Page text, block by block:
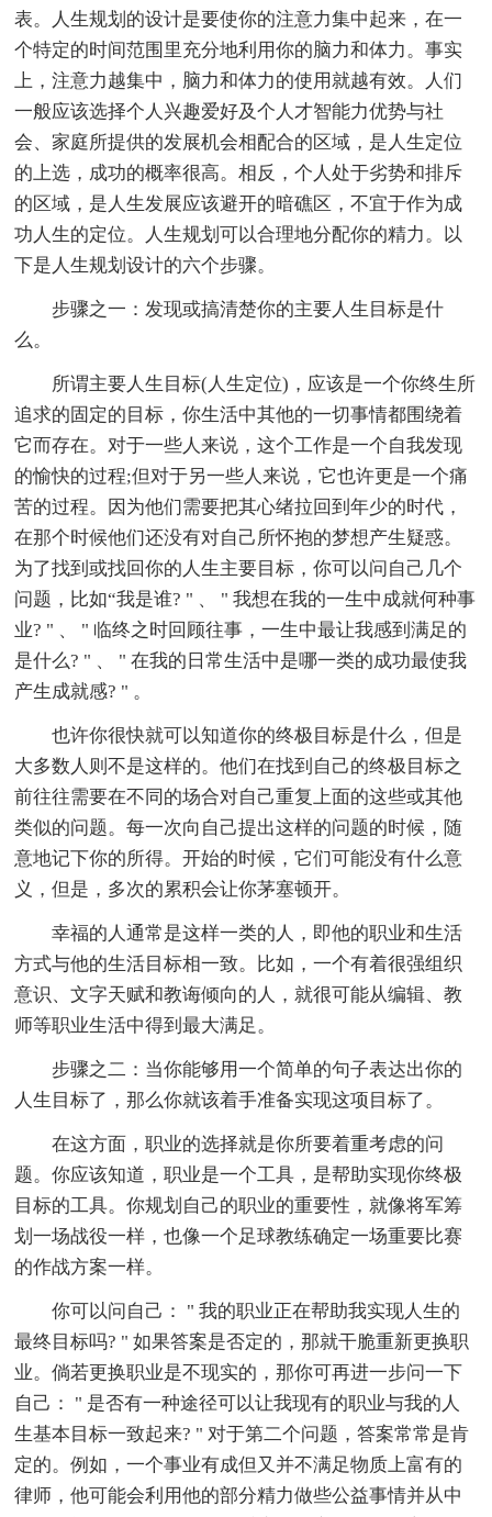
表。人生规划的设计是要使你的注意力集中起来，在一
个特定的时间范围里充分地利用你的脑力和体力。事实
上，注意力越集中，脑力和体力的使用就越有效。人们
一般应该选择个人兴趣爱好及个人才智能力优势与社
会、家庭所提供的发展机会相配合的区域，是人生定位
的上选，成功的概率很高。相反，个人处于劣势和排斥
的区域，是人生发展应该避开的暗礁区，不宜于作为成
功人生的定位。人生规划可以合理地分配你的精力。以
下是人生规划设计的六个步骤。
步骤之一：发现或搞清楚你的主要人生目标是什
么。
所谓主要人生目标(人生定位)，应该是一个你终生所
追求的固定的目标，你生活中其他的一切事情都围绕着
它而存在。对于一些人来说，这个工作是一个自我发现
的愉快的过程;但对于另一些人来说，它也许更是一个痛
苦的过程。因为他们需要把其心绪拉回到年少的时代，
在那个时候他们还没有对自己所怀抱的梦想产生疑惑。
为了找到或找回你的人生主要目标，你可以问自己几个
问题，比如“我是谁? " 、 " 我想在我的一生中成就何种事
业? " 、 " 临终之时回顾往事，一生中最让我感到满足的
是什么? " 、 " 在我的日常生活中是哪一类的成功最使我
产生成就感? " 。
也许你很快就可以知道你的终极目标是什么，但是
大多数人则不是这样的。他们在找到自己的终极目标之
前往往需要在不同的场合对自己重复上面的这些或其他
类似的问题。每一次向自己提出这样的问题的时候，随
意地记下你的所得。开始的时候，它们可能没有什么意
义，但是，多次的累积会让你茅塞顿开。
幸福的人通常是这样一类的人，即他的职业和生活
方式与他的生活目标相一致。比如，一个有着很强组织
意识、文字天赋和教诲倾向的人，就很可能从编辑、教
师等职业生活中得到最大满足。
步骤之二：当你能够用一个简单的句子表达出你的
人生目标了，那么你就该着手准备实现这项目标了。
在这方面，职业的选择就是你所要着重考虑的问
题。你应该知道，职业是一个工具，是帮助实现你终极
目标的工具。你规划自己的职业的重要性，就像将军筹
划一场战役一样，也像一个足球教练确定一场重要比赛
的作战方案一样。
你可以问自己： " 我的职业正在帮助我实现人生的
最终目标吗? " 如果答案是否定的，那就干脆重新更换职
业。倘若更换职业是不现实的，那你可再进一步问一下
自己： " 是否有一种途径可以让我现有的职业与我的人
生基本目标一致起来? " 对于第二个问题，答案常常是肯
定的。例如，一个事业有成但又并不满足物质上富有的
律师，他可能会利用他的部分精力做些公益事情并从中